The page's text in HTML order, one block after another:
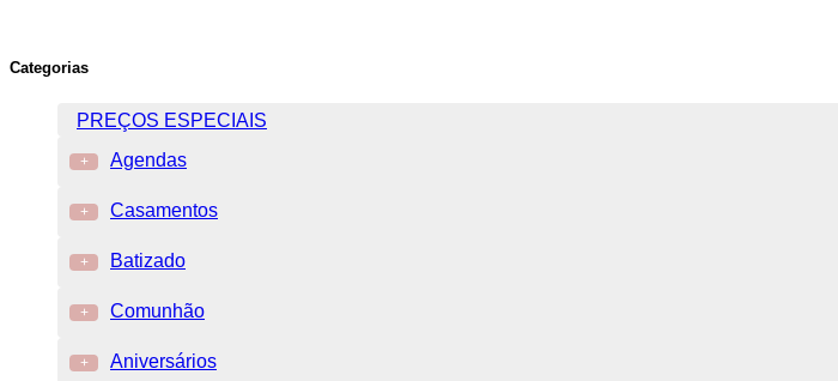
Categorias
PREÇOS ESPECIAIS
+ Agendas
+ Casamentos
+ Batizado
+ Comunhão
+ Aniversários